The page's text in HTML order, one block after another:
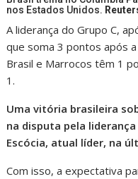
nos Estados Unidos.
A liderança do Grupo C,
que soma 3 pontos após
Brasil e Marrocos têm 1
1.
Uma vitória brasileira
na disputa pela
Escócia, atual líder, na
Com isso, a expectativa